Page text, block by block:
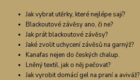
Jak vybrat utěrky, které nejlépe sají?
Blackoutové závěsy ano, či ne?
Jak prát blackoutové závěsy?
Jaké zvolit uchycení závěsů na garnýž?
Kanafas nejen do českých chalup.
Lněný textil, jak o něj pečovat?
Jak vyrobit domácí gel na praní a aviváž?